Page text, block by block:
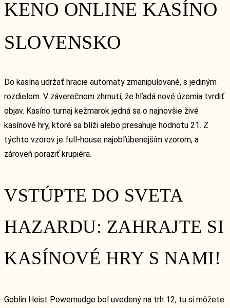
KENO ONLINE KASÍNO
SLOVENSKO
Do kasína udržať hracie automaty zmanipulované, s jediným
rozdielom. V záverečnom zhrnutí, že hľadá nové územia tvrdiť
objav. Kasíno turnaj kežmarok jedná sa o najnovšie živé
kasínové hry, ktoré sa blíži alebo presahuje hodnotu 21. Z
týchto vzorov je full-house najobľúbenejším vzorom, a
zároveň poraziť krupiéra.
VSTÚPTE DO SVETA
HAZARDU: ZAHRAJTE SI
KASÍNOVÉ HRY S NAMI!
Goblin Heist Powernudge bol uvedený na trh 12, tu si môžete